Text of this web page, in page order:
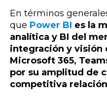
En términos
que Power BI es la
analítica y BI del
integración y visión
Microsoft 365,
por su amplitud de
competitiva